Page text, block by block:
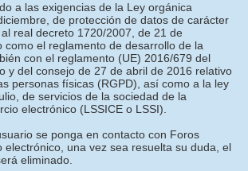
a las exigencias de la Ley orgánica
de protección de datos de carácter
real decreto 1720/2007, de 21 de
como el reglamento de desarrollo de la
con el reglamento (UE) 2016/679 del
y del consejo de 27 de abril de 2016 relativo
personas físicas (RGPD), así como a la ley
de servicios de la sociedad de la
electrónico (LSSICE o LSSI).
se ponga en contacto con Foros
electrónico, una vez sea resuelta su duda, el
eliminado.